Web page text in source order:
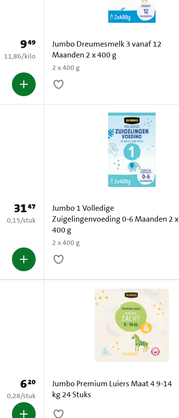
Prijs: € 9,49
949
€ 11,86 per kilo
11,86/kilo
Jumbo Dreumesmelk 3 vanaf 12
Maanden 2 x 400 g
2 x 400 g
Prijs: € 31,47
3147
€ 0,15 per stuk
0,15/stuk
Jumbo 1 Volledige
Zuigelingenvoeding 0-6 Maanden 2 x
400 g
2 x 400 g
Prijs: € 6,20
620
€ 0,28 per stuk
0,28/stuk
Jumbo Premium Luiers Maat 4 9-14
kg 24 Stuks